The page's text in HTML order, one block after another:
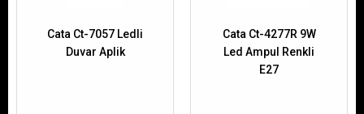
Cata Ct-7057 Ledli
Duvar Aplik
Cata Ct-4277R 9W
Led Ampul Renkli
E27